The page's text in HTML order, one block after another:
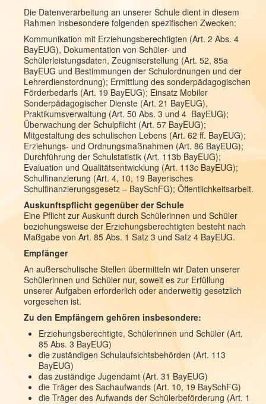
Die Datenverarbeitung an unserer Schule dient in diesem
Rahmen insbesondere folgenden spezifischen Zwecken:
Kommunikation mit Erziehungsberechtigten (Art. 2 Abs. 4
BayEUG), Dokumentation von Schüler- und
Schülerleistungsdaten, Zeugniserstellung (Art. 52, 85a
BayEUG und Bestimmungen der Schulordnungen und der
Lehrerdienstordnung); Ermittlung des sonderpädagogischen
Förderbedarfs (Art. 19 BayEUG); Einsatz Mobiler
Sonderpädagogischer Dienste (Art. 21 BayEUG),
Praktikumsverwaltung (Art. 50 Abs. 3 und 4 BayEUG);
Überwachung der Schulpflicht (Art. 57 BayEUG);
Mitgestaltung des schulischen Lebens (Art. 62 ff. BayEUG);
Erziehungs- und Ordnungsmaßnahmen (Art. 86 BayEUG);
Durchführung der Schulstatistik (Art. 113b BayEUG);
Evaluation und Qualitätsentwicklung (Art. 113c BayEUG);
Schulfinanzierung (Art. 4, 10, 19 Bayerisches
Schulfinanzierungsgesetz – BaySchFG); Öffentlichkeitsarbeit.
Auskunftspflicht gegenüber der Schule
Eine Pflicht zur Auskunft durch Schülerinnen und Schüler
beziehungsweise der Erziehungsberechtigten besteht nach
Maßgabe von Art. 85 Abs. 1 Satz 3 und Satz 4 BayEUG.
Empfänger
An außerschulische Stellen übermitteln wir Daten unserer
Schülerinnen und Schüler nur, soweit es zur Erfüllung
unserer Aufgaben erforderlich oder anderweitig gesetzlich
vorgesehen ist.
Zu den Empfängern gehören insbesondere:
Erziehungsberechtigte, Schülerinnen und Schüler (Art.
85 Abs. 3 BayEUG)
die zuständigen Schulaufsichtsbehörden (Art. 113
BayEUG)
das zuständige Jugendamt (Art. 31 BayEUG)
die Träger des Sachaufwands (Art. 10, 19 BaySchFG)
die Träger des Aufwands der Schülerbeförderung (Art. 1